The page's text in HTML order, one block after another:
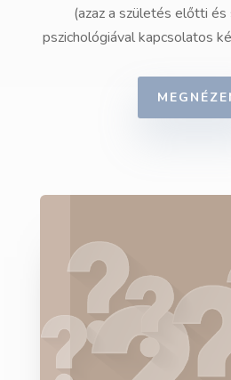
(azaz a születés előtti
pszichológiával kapcsolatos